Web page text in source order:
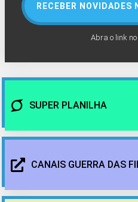
RECEBER NOVIDADES
Abra o link
SUPER PLANILHA
CANAIS GUERRA DAS